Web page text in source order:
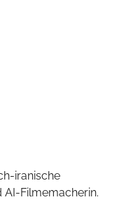
iranische
AI-Filmemacherin.